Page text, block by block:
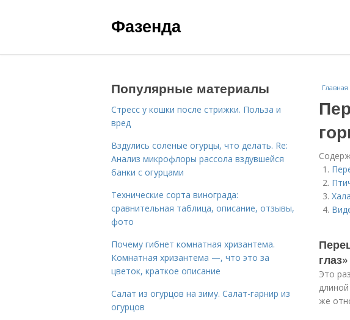
Фазенда
Главная
Это
же
Популярные материалы
Стресс у кошки после стрижки. Польза и
вред
Вздулись соленые огурцы, что делать. Re:
Анализ микрофлоры рассола вздувшейся
банки с огурцами
Технические сорта винограда:
сравнительная таблица, описание, отзывы,
фото
Почему гибнет комнатная хризантема.
Комнатная хризантема —, что это за
цветок, краткое описание
Салат из огурцов на зиму. Салат-гарнир из
огурцов